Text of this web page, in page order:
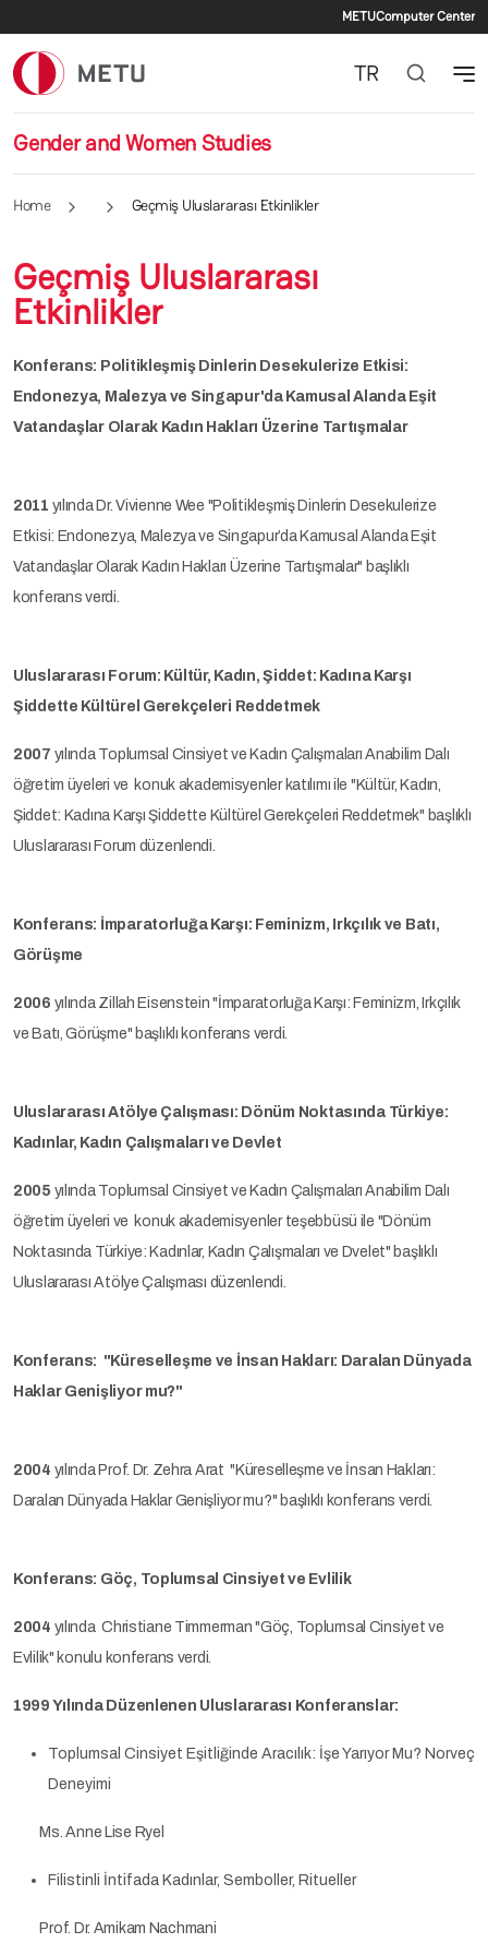
METUComputer Center
Gender and Women Studies
TR
Home Geçmiş Uluslararası Etkinlikler
Geçmiş Uluslararası
Etkinlikler
Konferans: Politikleşmiş Dinlerin Desekulerize Etkisi:
Endonezya, Malezya ve Singapur'da Kamusal Alanda Eşit
Vatandaşlar Olarak Kadın Hakları Üzerine Tartışmalar
2011 yılında Dr. Vivienne Wee "Politikleşmiş Dinlerin Desekulerize
Etkisi: Endonezya, Malezya ve Singapur’da Kamusal Alanda Eşit
Vatandaşlar Olarak Kadın Hakları Üzerine Tartışmalar" başlıklı
konferans verdi.
Uluslararası Forum: Kültür, Kadın, Şiddet: Kadına Karşı
Şiddette Kültürel Gerekçeleri Reddetmek
2007 yılında Toplumsal Cinsiyet ve Kadın Çalışmaları Anabilim Dalı
öğretim üyeleri ve konuk akademisyenler katılımı ile "Kültür, Kadın,
Şiddet: Kadına Karşı Şiddette Kültürel Gerekçeleri Reddetmek" başlıklı
Uluslararası Forum düzenlendi.
Konferans: İmparatorluğa Karşı: Feminizm, Irkçılık ve Batı,
Görüşme
2006 yılında Zillah Eisenstein "İmparatorluğa Karşı: Feminizm, Irkçılık
ve Batı, Görüşme" başlıklı konferans verdi.
Uluslararası Atölye Çalışması: Dönüm Noktasında Türkiye:
Kadınlar, Kadın Çalışmaları ve Devlet
2005 yılında Toplumsal Cinsiyet ve Kadın Çalışmaları Anabilim Dalı
öğretim üyeleri ve konuk akademisyenler teşebbüsü ile "Dönüm
Noktasında Türkiye: Kadınlar, Kadın Çalışmaları ve Dvelet" başlıklı
Uluslararası Atölye Çalışması düzenlendi.
Konferans: "Küreselleşme ve İnsan Hakları: Daralan Dünyada
Haklar Genişliyor mu?"
2004 yılında Prof. Dr. Zehra Arat "Küreselleşme ve İnsan Hakları:
Daralan Dünyada Haklar Genişliyor mu?" başlıklı konferans verdi.
Konferans: Göç, Toplumsal Cinsiyet ve Evlilik
2004 yılında Christiane Timmerman "Göç, Toplumsal Cinsiyet ve
Evlilik" konulu konferans verdi.
1999 Yılında Düzenlenen Uluslararası Konferanslar:
Toplumsal Cinsiyet Eşitliğinde Aracılık: İşe Yarıyor Mu? Norveç
Deneyimi
Ms. Anne Lise Ryel
Filistinli İntifada Kadınlar, Semboller, Ritueller
Prof. Dr. Amikam Nachmani